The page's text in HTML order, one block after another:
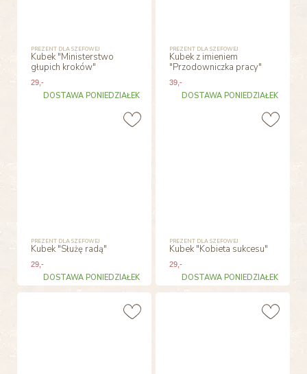
PREZENT DLA SZEFOWEJ
Kubek "Ministerstwo
głupich kroków"
29,-
DOSTAWA PONIEDZIAŁEK
PREZENT DLA SZEFOWEJ
Kubek z imieniem
"Przodowniczka pracy"
39 ,-
DOSTAWA PONIEDZIAŁEK
PREZENT DLA SZEFOWEJ
Kubek "Służę radą"
29,-
DOSTAWA PONIEDZIAŁEK
PREZENT DLA SZEFOWEJ
Kubek "Kobieta sukcesu"
29 ,-
DOSTAWA PONIEDZIAŁEK